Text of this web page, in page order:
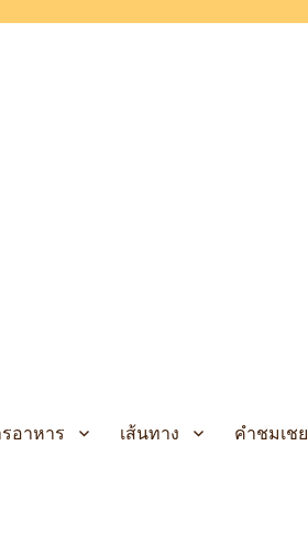
อาหาร เส้นทาง คำชมเชย